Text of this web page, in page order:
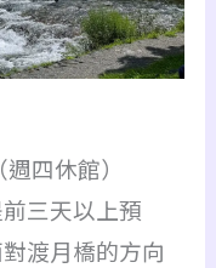
四休館）
三天以上預
渡月橋的方向